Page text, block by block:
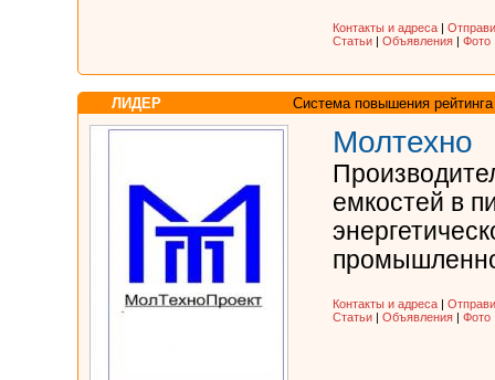
Контакты и адреса |
Статьи | Объявления | Фото
ЛИДЕР Система повышения рейтинга
Молтехно
емкостей в
Контакты и адреса |
Статьи | Объявления | Фото